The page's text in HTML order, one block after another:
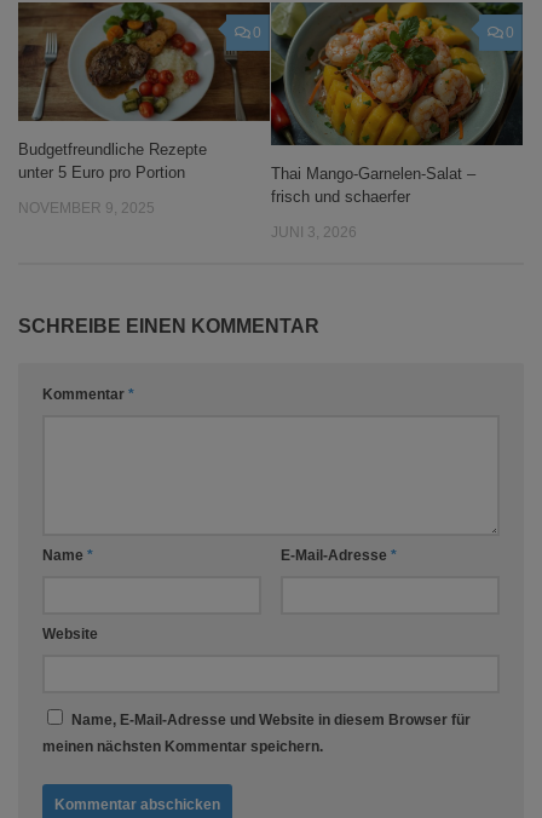
0
Budgetfreundliche Rezepte
unter 5 Euro pro Portion
NOVEMBER 9, 2025
0
Thai Mango-Garnelen-Salat –
frisch und schaerfer
JUNI 3, 2026
SCHREIBE EINEN KOMMENTAR
Kommentar *
Name * E-Mail-Adresse *
Website
Name, E-Mail-Adresse und Website in diesem Browser für
meinen nächsten Kommentar speichern.